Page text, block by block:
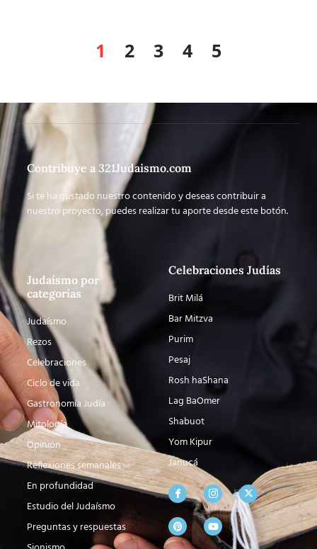
1 2 3 4 5
Contribuye a 321Judaismo.com
Si te ha gustado nuestro contenido y deseas contribuir a
nuestro proyecto, puedes realizar tu aporte desde este botón.
Judaísmo por
categorías
Judaísmo
Rezos
Celebraciones
Ciclo de vida
Gastronomía Judía
Mitología
Opinión
Reflexiones semanales
En profundidad
Estudio del Judaísmo
Preguntas y respuestas
Celebraciones Judías
Brit Milá
Bar Mitzva
Purim
Pesaj
Rosh haShana
Lag BaOmer
Shabuot
Yom Kipur
Janucá